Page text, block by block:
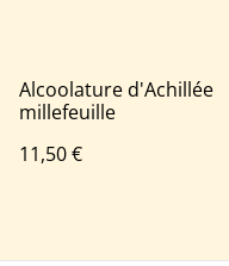
Alcoolature d'Achillée
millefeuille
11,50 €